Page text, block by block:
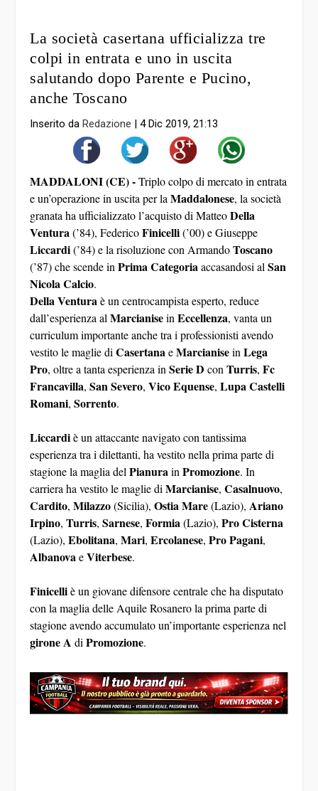
La società casertana ufficializza tre
colpi in entrata e uno in uscita
salutando dopo Parente e Pucino,
anche Toscano
Inserito daRedazione |4 Dic 2019, 21:13
MADDALONI (CE) -Triplo colpo di mercato in entrata
e un’operazione in uscita per laMaddalonese, la società
granata ha ufficializzato l’acquisto di MatteoDella
Ventura(’84), FedericoFinicelli(’00) e Giuseppe
Liccardi(’84) e la risoluzione con ArmandoToscano
(’87) che scende inPrima Categoriaaccasandosi alSan
Nicola Calcio.
Della Venturaè un centrocampista esperto, reduce
dall’esperienza alMarcianiseinEccellenza, vanta un
curriculum importante anche tra i professionisti avendo
vestito le maglie diCasertanaeMarcianiseinLega
Pro, oltre a tanta esperienza inSerie D conTurris,Fc
Francavilla,SanSevero,Vico Equense,Lupa Castelli
Romani,Sorrento.
Liccardiè un attaccante navigato con tantissima
esperienza tra i dilettanti, ha vestito nella prima parte di
stagione la maglia delPianurainPromozione. In
carriera ha vestito le maglie diMarcianise,Casalnuovo,
Cardito,Milazzo(Sicilia),Ostia Mare(Lazio),Ariano
Irpino,Turris,Sarnese,Formia(Lazio),ProCisterna
(Lazio),Ebolitana,Mari,Ercolanese,ProPagani,
AlbanovaeViterbese.
Finicelliè un giovane difensore centrale che ha disputato
con la maglia delle Aquile Rosanero la prima parte di
stagione avendo accumulato un’importante esperienza nel
girone A diPromozione.